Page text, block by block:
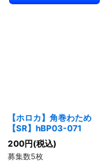
【ホロカ】角巻わため
【SR】hBP03-071
200円(税込)
募集数5枚